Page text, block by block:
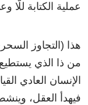
عملية الكتابة للّا
هذا (التجاوز
من ذا الذي
الإنسان العادي
فيهدأ العقل،